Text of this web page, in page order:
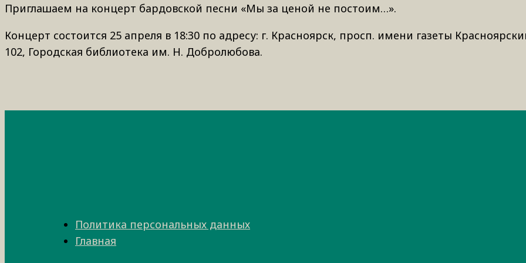
Приглашаем на концерт бардовской песни «Мы за ценой не постоим…».
Концерт состоится 25 апреля в 18:30 по адресу: г. Красноярск, просп. имени газеты
102, Городская библиотека им. Н. Добролюбова.
Политика персональных данных
Главная